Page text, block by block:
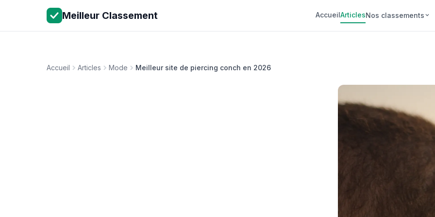
Meilleur Classement AccueilArticlesNos classements
Accueil Articles Mode Meilleur site de piercing conch en 2026